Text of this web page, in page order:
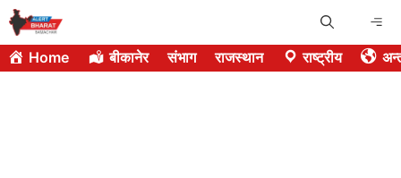
Skip
to
content
Home बीकानेर संभाग राजस्थान राष्ट्रीय